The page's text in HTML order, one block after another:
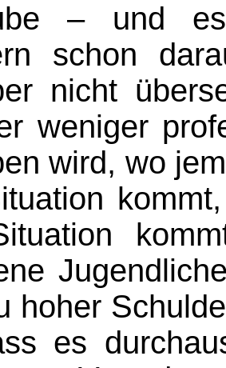
– und
schon
nicht
weniger
wird, wo
hoher
es